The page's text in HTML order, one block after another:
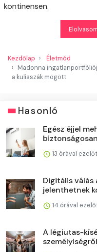
kontinensen.
Kezdőlap
Életmód
Madonna
a kulisszák mögött
Hasonló
Egész éjjel
13 órával
Digitális válás
jelenthetnek
14 órával
A légiutas-